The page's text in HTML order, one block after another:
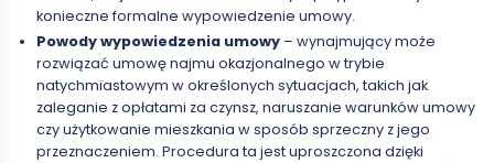
konieczne formalne wypowiedzenie umowy.
Powody wypowiedzenia umowy– wynajmujący może
rozwiązać umowę najmu okazjonalnego w trybie
natychmiastowym w określonych sytuacjach, takich jak
zaleganie z opłatami za czynsz, naruszanie warunków umowy
czy użytkowanie mieszkania w sposób sprzeczny z jego
przeznaczeniem. Procedura ta jest uproszczona dzięki